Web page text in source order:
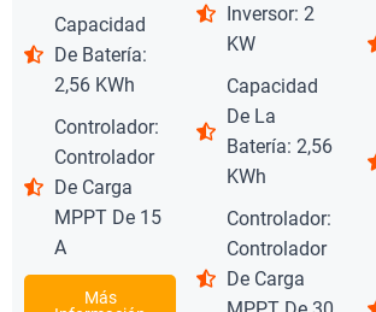
Capacidad
De Batería:
2,56 KWh
Controlador:
Controlador
De Carga
MPPT De 15
A
Más
Inversor: 2
KW
Capacidad
De La
Batería: 2,56
KWh
Controlador:
Controlador
De Carga